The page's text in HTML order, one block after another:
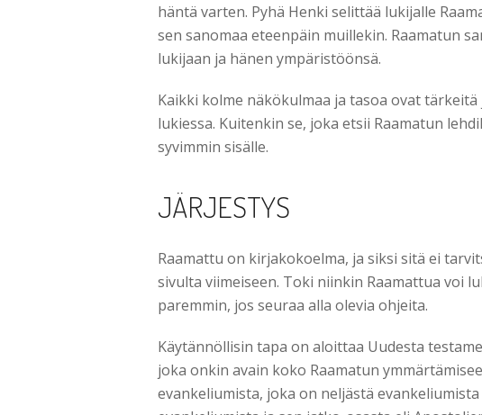
häntä varten. Pyhä Henki selittää lukijalle
sen sanomaa eteenpäin muillekin. Raamatun
lukijaan ja hänen ympäristöönsä.
Kaikki kolme näkökulmaa ja tasoa ovat
lukiessa. Kuitenkin se, joka etsii Raamatun
syvimmin sisälle.
JÄRJESTYS
Raamattu on kirjakokoelma, ja siksi sitä ei
sivulta viimeiseen. Toki niinkin Raamattua voi
paremmin, jos seuraa alla olevia ohjeita.
Käytännöllisin tapa on aloittaa Uudesta
joka onkin avain koko Raamatun
evankeliumista, joka on neljästä